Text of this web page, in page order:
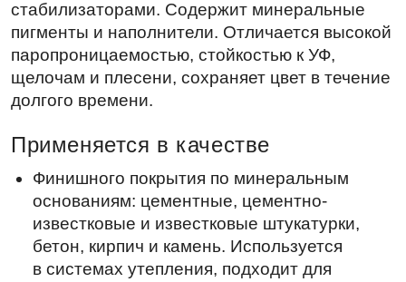
Атмосферостойкость
Высокая водо и -газопроницаемость
Стойкость к щелочным штукатурным
Финишного покрытия по минеральным
основаниям: цементные, цементно-
известковые и известковые штукатурки,
бетон, кирпич и камень. Используется
реставрации объектов с известковыми
основаниями.
Применяется в качестве
Преимущества